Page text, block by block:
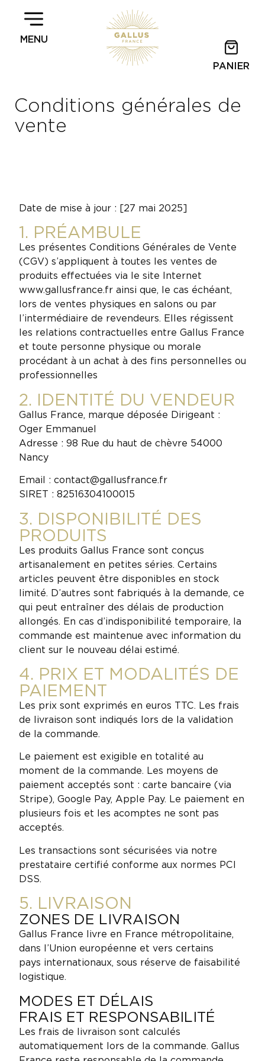
MENU
PANIER
Conditions générales de
vente
Date de mise à jour : [27 mai 2025]
1. PRÉAMBULE
Les présentes Conditions Générales de Vente
(CGV) s’appliquent à toutes les ventes de
produits effectuées via le site Internet
www.gallusfrance.fr ainsi que, le cas échéant,
lors de ventes physiques en salons ou par
l’intermédiaire de revendeurs. Elles régissent
les relations contractuelles entre Gallus France
et toute personne physique ou morale
procédant à un achat à des fins personnelles ou
professionnelles
2. IDENTITÉ DU VENDEUR
Gallus France, marque déposée Dirigeant :
Oger Emmanuel
Adresse : 98 Rue du haut de chèvre 54000
Nancy
Email : contact@gallusfrance.fr
SIRET : 82516304100015
3. DISPONIBILITÉ DES
PRODUITS
Les produits Gallus France sont conçus
artisanalement en petites séries. Certains
articles peuvent être disponibles en stock
limité. D’autres sont fabriqués à la demande, ce
qui peut entraîner des délais de production
allongés. En cas d’indisponibilité temporaire, la
commande est maintenue avec information du
client sur le nouveau délai estimé.
4. PRIX ET MODALITÉS DE
PAIEMENT
Les prix sont exprimés en euros TTC. Les frais
de livraison sont indiqués lors de la validation
de la commande.
Le paiement est exigible en totalité au
moment de la commande. Les moyens de
paiement acceptés sont : carte bancaire (via
Stripe), Google Pay, Apple Pay. Le paiement en
plusieurs fois et les acomptes ne sont pas
acceptés.
Les transactions sont sécurisées via notre
prestataire certifié conforme aux normes PCI
DSS.
5. LIVRAISON
ZONES DE LIVRAISON
Gallus France livre en France métropolitaine,
dans l’Union européenne et vers certains
pays internationaux, sous réserve de faisabilité
logistique.
MODES ET DÉLAIS
FRAIS ET RESPONSABILITÉ
Les frais de livraison sont calculés
automatiquement lors de la commande. Gallus